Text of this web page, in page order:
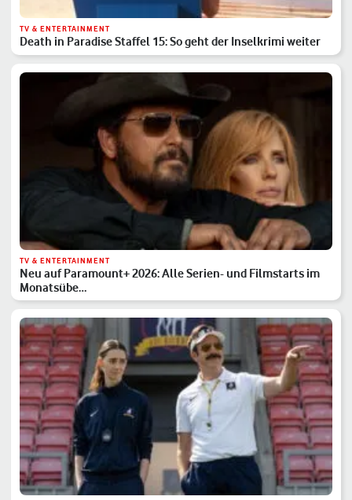
TV & ENTERTAINMENT
Death in Paradise Staffel 15: So geht der Inselkrimi weiter
TV & ENTERTAINMENT
Neu auf Paramount+ 2026: Alle Serien- und Filmstarts im
Monatsübe…